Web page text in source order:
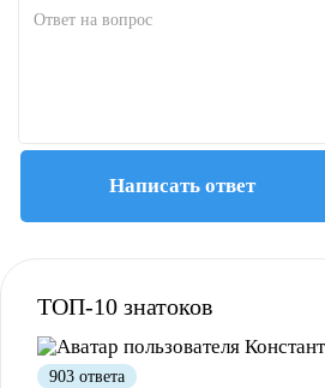
Написать ответ
ТОП-10 знатоков
903 ответа